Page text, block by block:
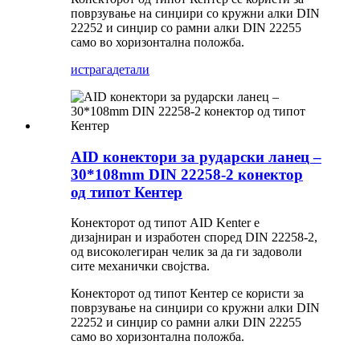
поврзување на синџири со кружни алки DIN
22252 и синџир со рамни алки DIN 22255
само во хоризонтална положба.
истрагадетали
AID конектори за рударски ланец –
30*108mm DIN 22258-2 конектор
од типот Кентер
Конекторот од типот AID Kenter е
дизајниран и изработен според DIN 22258-2,
од високолегиран челик за да ги задоволи
сите механички својства.
Конекторот од типот Кентер се користи за
поврзување на синџири со кружни алки DIN
22252 и синџир со рамни алки DIN 22255
само во хоризонтална положба.